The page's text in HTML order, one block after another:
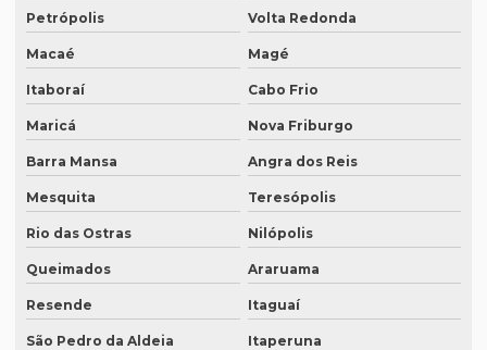
Empresa de legendagem
Empresa de legendagem de filmes
Empresa de legendagem de filmes em sp
Empresa de legendagem em inglês
Empresa de legendagem sp
Empresa de legendagem de vídeos em espanhol
Empresa que apostila tradução juramentada
Empresa que apostila tradução juramentada em campinas
Empresa que apostila tradução juramentada em porto alegre
Petrópolis Volta Redonda
Macaé Magé
Itaboraí Cabo Frio
Maricá Nova Friburgo
Barra Mansa Angra dos Reis
Mesquita Teresópolis
Rio das Ostras Nilópolis
Queimados Araruama
Resende Itaguaí
São Pedro da Aldeia Itaperuna